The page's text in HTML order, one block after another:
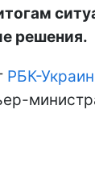
решения.
РБК-